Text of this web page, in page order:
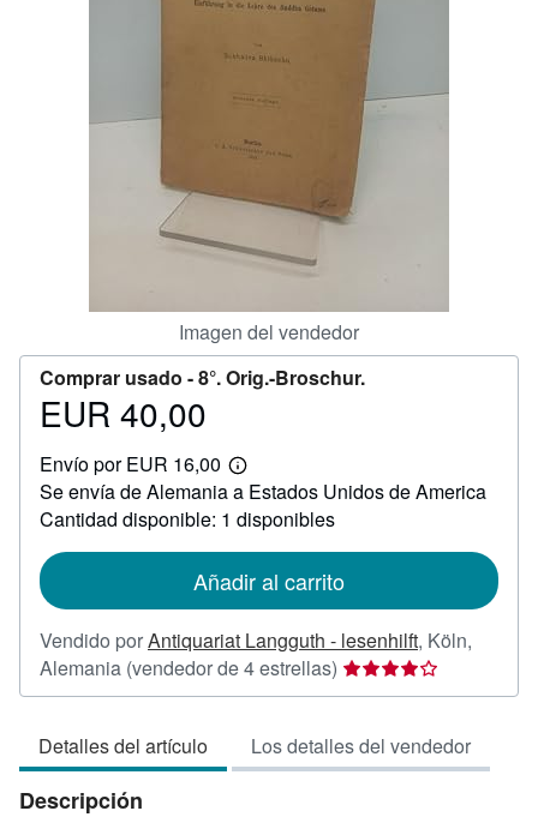
Imagen del vendedor
Comprar usado -8°. Orig.-Broschur.
Precio
40,00
EUR 40,00
Envío por EUR 16,00
Más
información
sobre
las
envío
Se envía de Alemania a Estados Unidos de America
Cantidad disponible: 1 disponibles
Añadir al carrito
Vendido porAntiquariat Langguth - lesenhilft, Köln,
Alemania (vendedor de 4 estrellas) Calificación
del
4
de
Detalles del artículo Los detalles del vendedor
Descripción